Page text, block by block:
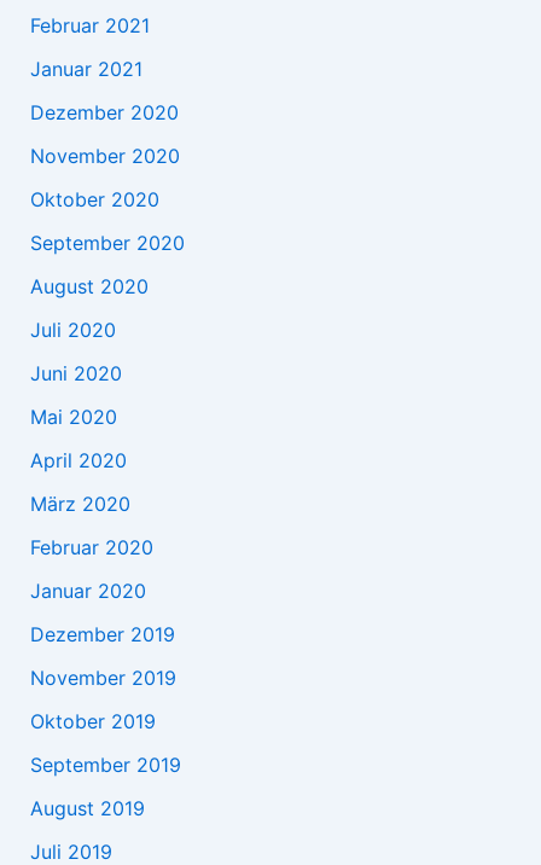
Februar 2021
Januar 2021
Dezember 2020
November 2020
Oktober 2020
September 2020
August 2020
Juli 2020
Juni 2020
Mai 2020
April 2020
März 2020
Februar 2020
Januar 2020
Dezember 2019
November 2019
Oktober 2019
September 2019
August 2019
Juli 2019